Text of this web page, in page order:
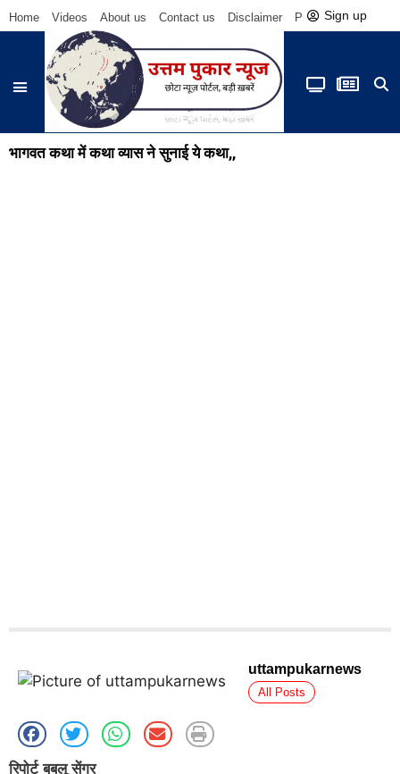
Home Videos About us Contact us Disclaimer Privacy Policy
Sign up
भागवत कथा में कथा व्यास ने सुनाई ये कथा,,
uttampukarnews
All Posts
रिपोर्ट बबलू सेंगर